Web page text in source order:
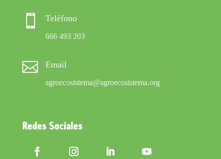
 Teléfono
666 493 203
 Email
agroecosistema@agroecosistema.org
Redes Sociales